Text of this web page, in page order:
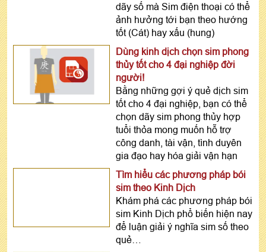
dãy số mà Sim điện thoại có thể
ảnh hưởng tới bạn theo hướng
tốt (Cát) hay xấu (hung)
Dùng kinh dịch chọn sim phong
thủy tốt cho 4 đại nghiệp đời
người!
Bằng những gợi ý quẻ dịch sim
tốt cho 4 đại nghiệp, bạn có thể
chọn dãy sim phong thủy hợp
tuổi thỏa mong muốn hỗ trợ
công danh, tài vận, tình duyên
gia đạo hay hóa giải vận hạn
Tìm hiểu các phương pháp bói
sim theo Kinh Dịch
Khám phá các phương pháp bói
sim Kinh Dịch phổ biến hiện nay
để luận giải ý nghĩa sim số theo
quẻ…